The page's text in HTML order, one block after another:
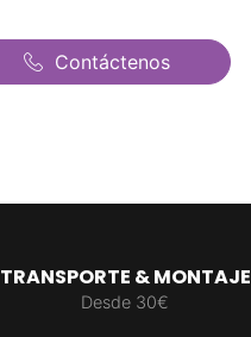
Contáctenos
TRANSPORTE & MONTAJE
Desde 30€